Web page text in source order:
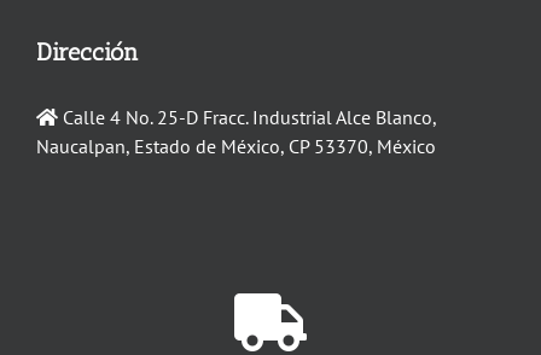
Dirección
Calle 4 No. 25-D Fracc. Industrial Alce Blanco,
Naucalpan, Estado de México, CP 53370, México